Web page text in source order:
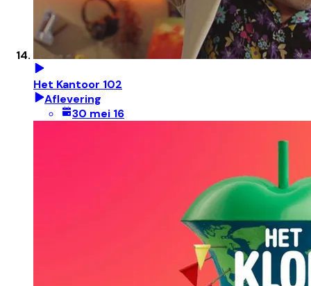
Het Kantoor 102
Aflevering
30 mei 16